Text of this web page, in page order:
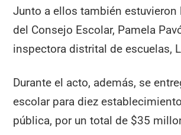
Junto a ellos también estuvieron
del Consejo Escolar, Pamela
inspectora distrital de escuelas,
Durante el acto, además, se
escolar para diez
pública, por un total de $35